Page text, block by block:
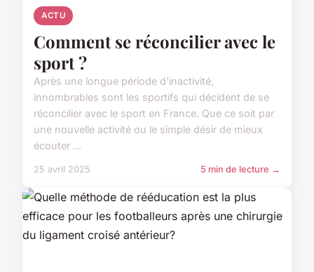
ACTU
Comment se réconcilier avec le
sport ?
Après une longue période d'inactivité,
innombrables sont les sportifs qui décident de se
réconcilier avec le sport en France. Que ce soit par
une nouvelle activité ou le simple désir de mieux
écouter ...
25 avril 2025 5 min de lecture →